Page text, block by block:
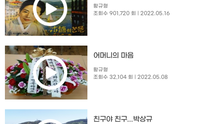
황규형
조회수 901,720 회
| 2022.05.16
어머니의 마음
황규형
조회수 32,104 회
| 2022.05.08
친구야 친구...박상규